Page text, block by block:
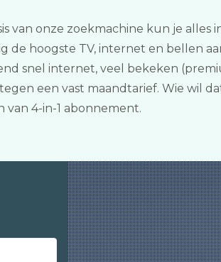
onze zoekmachine kun je alles
de hoogste TV, internet en bellen
snel internet, veel bekeken
een vast maandtarief. Wie wil
4-in-1 abonnement.